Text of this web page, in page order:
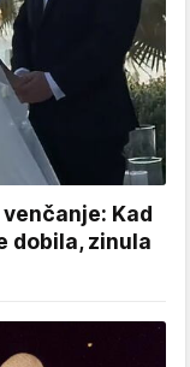
Kad
dobila, zinula